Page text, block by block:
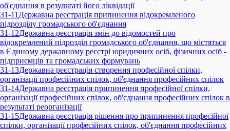
об'єднання в результаті його ліквідації
31-11 Державна реєстрація припинення відокремленого
підрозділу громадського об'єднання
31-12Державна реєстрація змін до відомостей про
відокремлений підрозділ громадського об'єднання, що містяться
в Єдиному державному реєстрі юридичних осіб, фізичних осіб -
підприємців та громадських формувань
31-13Державна реєстрація створення професійної спілки,
організації професійних спілок, об'єднання професійних спілок
31-14Державна реєстрація припинення професійної спілки,
організації професійних спілок, об'єднання професійних спілок в
результаті реорганізації
31-15Державна реєстрація рішення про припинення професійної
спілки, організації професійних спілок, об'єднання професійних